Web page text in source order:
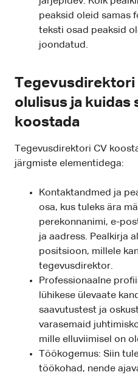
peaksid oleid samas
teksti osad peaksid
joondatud.
Tegevusdirektori
olulisus ja
koostada
Tegevusdirektori CV
järgmiste elementidega:
Kontaktandmed ja
osa, kus tuleks ära
perekonnanimi, e-
ja aadress. Pealkirja
positsioon, millele
tegevusdirektor.
Professionaalne
lühikese ülevaate
saavutustest ja
varasemaid
mille elluviimisel on
Töökogemus: Siin
töökohad, nende